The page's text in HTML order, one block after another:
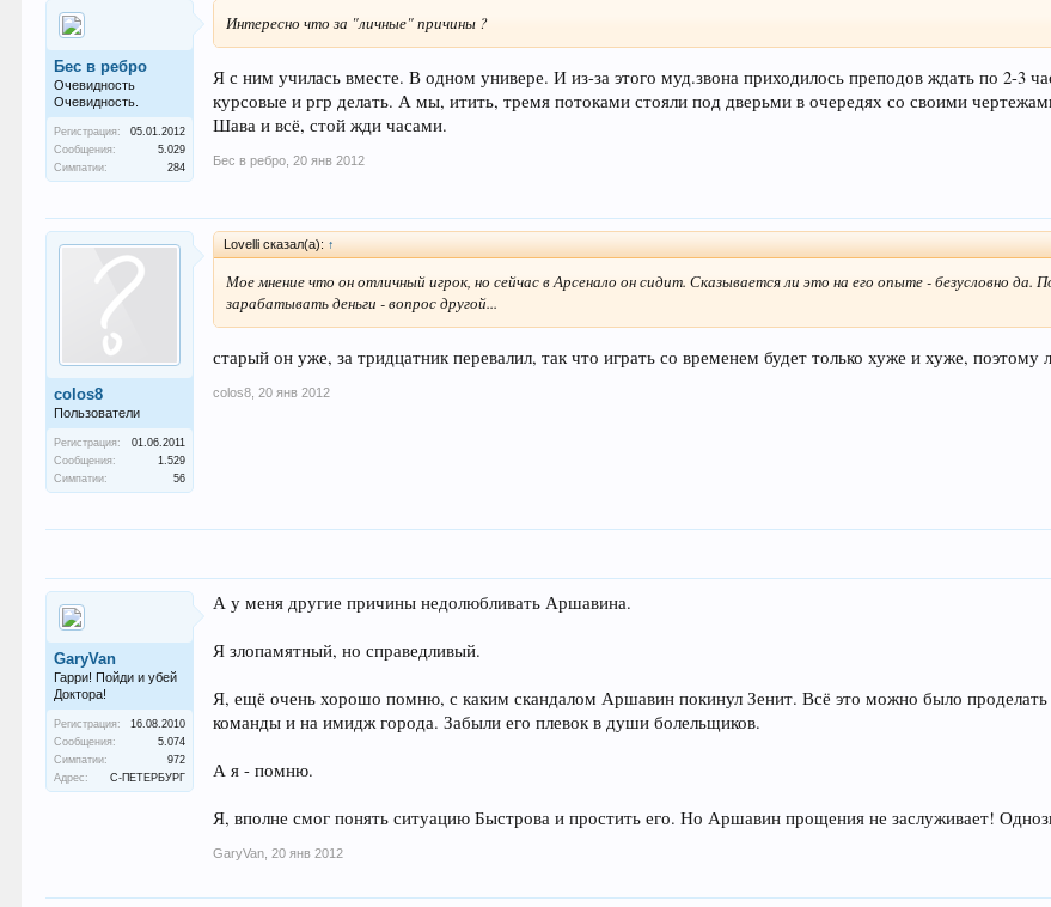
Бес в ребро
Очевидность
Очевидность.
Регистрация:
05.01.2012
Сообщения:
5.029
Симпатии:
284
Интересно что за "личные" причины ?
Я с ним училась вместе. В одном универе. И из-за этого муд.звона приходилось преподов ждать по 2-3
курсовые и ргр делать. А мы, итить, тремя потоками стояли под дверьми в очередях со своими
Шава и всё, стой жди часами.
Бес в ребро 20 янв 2012
colos8
Пользователи
Регистрация:
01.06.2011
Сообщения:
1.529
Симпатии:
56
Lovelli сказал(а): ↑
Мое мнение что он отличный игрок, но сейчас в Арсенало он сидит. Сказывается ли это на его опыте - безусловно да.
зарабатывать деньги - вопрос другой...
старый он уже, за тридцатник перевалил, так что играть со временем будет только хуже и хуже,
colos8 20 янв 2012
GaryVan
Гарри! Пойди и убей
Доктора!
Регистрация:
16.08.2010
Сообщения:
5.074
Симпатии:
972
Адрес:
С-ПЕТЕРБУРГ
А у меня другие причины недолюбливать Аршавина.
Я злопамятный, но справедливый.
Я, ещё очень хорошо помню, с каким скандалом Аршавин покинул Зенит. Всё это можно было
команды и на имидж города. Забыли его плевок в души болельщиков.
А я - помню.
Я, вполне смог понять ситуацию Быстрова и простить его. Но Аршавин прощения не заслуживает!
GaryVan 20 янв 2012